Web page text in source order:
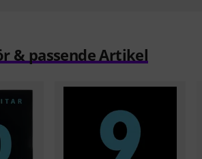
& passende Artikel